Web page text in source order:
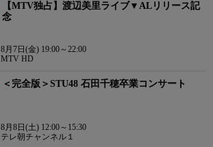
【MTV独占】渡辺美里ライブ▼ALリリース記
念
8月7日(金) 19:00～22:00
MTV HD
＜完全版＞STU48 石田千穂卒業コンサート
8月8日(土) 12:00～15:30
テレ朝チャンネル１